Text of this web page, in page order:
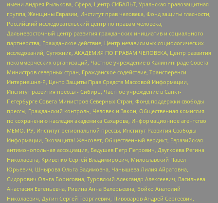
имени Андрея Рылькова, Сфера, Центр СИБАЛЬТ, Уральская правозащитная
группа, Женщины Евразии, Институт прав человека, Фонд защиты гласности,
Российский исследовательский центр по правам человека,
Дальневосточный центр развития гражданских инициатив и социального
партнерства, Гражданское действие, Центр независимых социологических
исследований, Сутяжник, АКАДЕМИЯ ПО ПРАВАМ ЧЕЛОВЕКА, Центр развития
некоммерческих организаций, Частное учреждение в Калининграде Совета
Министров северных стран, Гражданское содействие, Трансперенси
Интернешнл-Р, Центр Защиты Прав Средств Массовой Информации,
Институт развития прессы - Сибирь, Частное учреждение в Санкт-
Петербурге Совета Министров Северных Стран, Фонд поддержки свободы
прессы, Гражданский контроль, Человек и Закон, Общественная комиссия
по сохранению наследия академика Сахарова, Информационное агентство
МЕМО. РУ, Институт региональной прессы, Институт Развития Свободы
Информации, Экозащита!-Женсовет, Общественный вердикт, Евразийская
антимонопольная ассоциация, Бедушев Петр Петрович, Дзугкоева Регина
Николаевна, Кривенко Сергей Владимирович, Милославский Павел
Юрьевич, Шнырова Ольга Вадимовна, Чанышева Лилия Айратовна,
Сидорович Ольга Борисовна, Туровский Александр Алексеевич, Васильева
Анастасия Евгеньевна, Ривина Анна Валерьевна, Бойко Анатолий
Николаевич, Дугин Сергей Георгиевич, Пивоваров Андрей Сергеевич,